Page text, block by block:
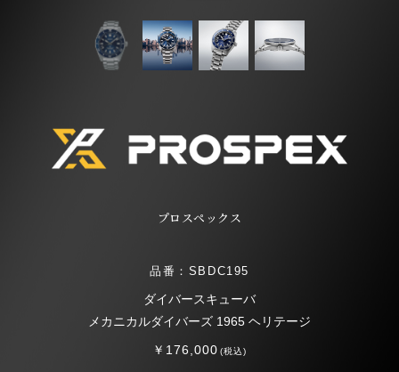
プロスペックス
品番：SBDC195
ダイバースキューバ
メカニカルダイバーズ 1965 ヘリテージ
￥176,000(税込)